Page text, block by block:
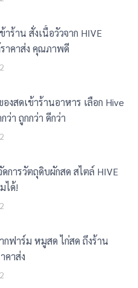
าร้าน สั่งเนื้อวัวจาก HIVE
าคาส่ง คุณภาพดี
องสดเข้าร้านอาหาร เลือก Hive
ว่า ถูกกว่า ดีกว่า
การวัตถุดิบผักสด สไตล์ HIVE
ได้!
กฟาร์ม หมูสด ไก่สด ถึงร้าน
คาส่ง